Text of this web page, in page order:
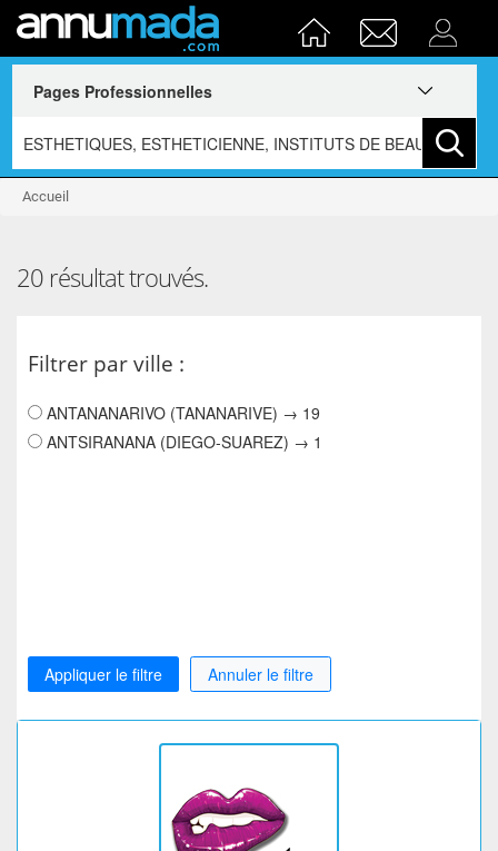
Accueil
20 résultat trouvés.
Filtrer par ville :
ANTANANARIVO (TANANARIVE) → 19
ANTSIRANANA (DIEGO-SUAREZ) → 1
Appliquer le filtre Annuler le filtre